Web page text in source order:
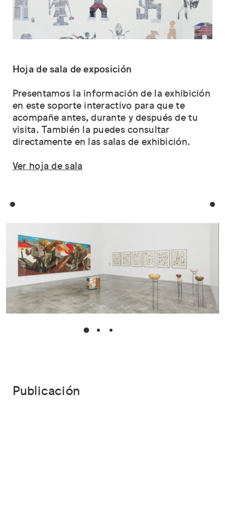
Hoja de sala de exposición
Presentamos la información de la exhibición
en este soporte interactivo para que te
acompañe antes, durante y después de tu
visita. También la puedes consultar
directamente en las salas de exhibición.
Ver hoja de sala
Publicación